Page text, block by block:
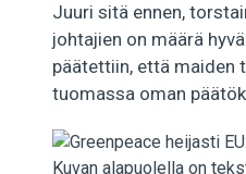
Juuri sitä ennen,
johtajien on määrä
päätettiin, että maiden
tuomassa oman